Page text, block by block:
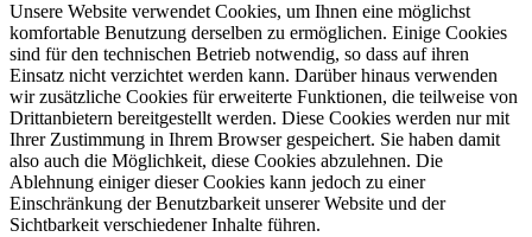
Unsere Website verwendet Cookies, um Ihnen eine möglichst
komfortable Benutzung derselben zu ermöglichen. Einige Cookies
sind für den technischen Betrieb notwendig, so dass auf ihren
Einsatz nicht verzichtet werden kann. Darüber hinaus verwenden
wir zusätzliche Cookies für erweiterte Funktionen, die teilweise von
Drittanbietern bereitgestellt werden. Diese Cookies werden nur mit
Ihrer Zustimmung in Ihrem Browser gespeichert. Sie haben damit
also auch die Möglichkeit, diese Cookies abzulehnen. Die
Ablehnung einiger dieser Cookies kann jedoch zu einer
Einschränkung der Benutzbarkeit unserer Website und der
Sichtbarkeit verschiedener Inhalte führen.